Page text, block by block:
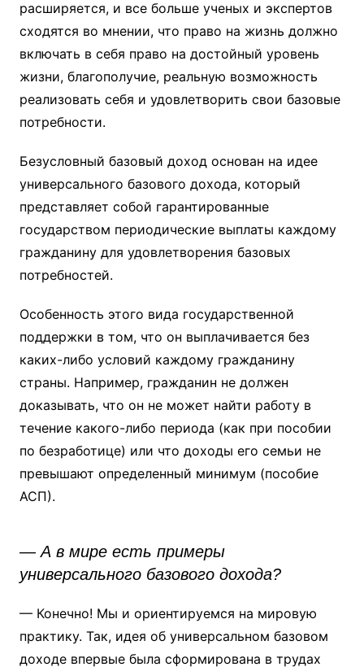
расширяется, и все больше ученых и экспертов
сходятся во мнении, что право на жизнь должно
включать в себя право на достойный уровень
жизни, благополучие, реальную возможность
реализовать себя и удовлетворить свои базовые
потребности.
Безусловный базовый доход основан на идее
универсального базового дохода, который
представляет собой гарантированные
государством периодические выплаты каждому
гражданину для удовлетворения базовых
потребностей.
Особенность этого вида государственной
поддержки в том, что он выплачивается без
каких-либо условий каждому гражданину
страны. Например, гражданин не должен
доказывать, что он не может найти работу в
течение какого-либо периода (как при пособии
по безработице) или что доходы его семьи не
превышают определенный минимум (пособие
АСП).
— А в мире есть примеры
универсального базового дохода?
— Конечно! Мы и ориентируемся на мировую
практику. Так, идея об универсальном базовом
доходе впервые была сформирована в трудах